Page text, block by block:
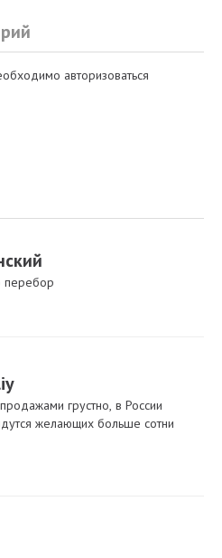
авторизоваться
перебор
грустно, в России
желающих больше сотни